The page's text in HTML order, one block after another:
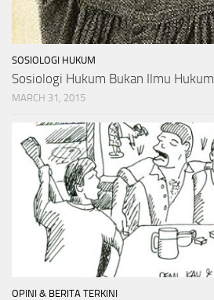
SOSIOLOGI HUKUM
Sosiologi Hukum Bukan Ilmu Hukum
MARCH 31, 2015
OPINI & BERITA TERKINI